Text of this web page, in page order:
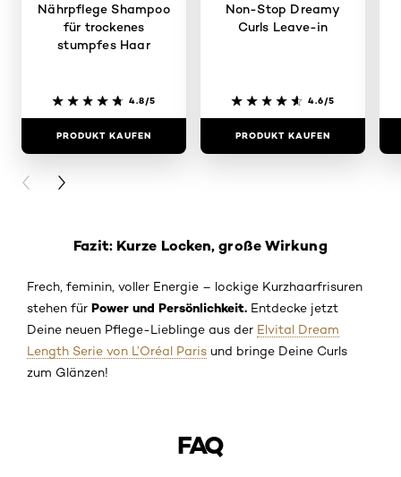
Nährpflege Shampoo
für trockenes
stumpfes Haar
4.8/5
PRODUKT KAUFEN
Non-Stop Dreamy
Curls Leave-in
4.6/5
PRODUKT KAUFEN
PREVIOUS CARD
NEXT CARD
Fazit: Kurze Locken, große Wirkung
Frech, feminin, voller Energie – lockige Kurzhaarfrisuren
stehen für Power und Persönlichkeit. Entdecke jetzt
Deine neuen Pflege-Lieblinge aus der Elvital Dream
Length Serie von L’Oréal Paris und bringe Deine Curls
zum Glänzen!
FAQ